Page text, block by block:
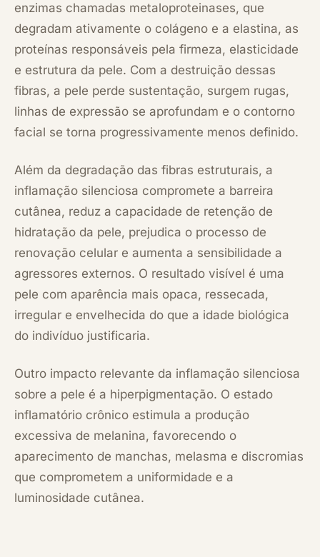
enzimas chamadas metaloproteinases, que
degradam ativamente o colágeno e a elastina, as
proteínas responsáveis pela firmeza, elasticidade
e estrutura da pele. Com a destruição dessas
fibras, a pele perde sustentação, surgem rugas,
linhas de expressão se aprofundam e o contorno
facial se torna progressivamente menos definido.
Além da degradação das fibras estruturais, a
inflamação silenciosa compromete a barreira
cutânea, reduz a capacidade de retenção de
hidratação da pele, prejudica o processo de
renovação celular e aumenta a sensibilidade a
agressores externos. O resultado visível é uma
pele com aparência mais opaca, ressecada,
irregular e envelhecida do que a idade biológica
do indivíduo justificaria.
Outro impacto relevante da inflamação silenciosa
sobre a pele é a hiperpigmentação. O estado
inflamatório crônico estimula a produção
excessiva de melanina, favorecendo o
aparecimento de manchas, melasma e discromias
que comprometem a uniformidade e a
luminosidade cutânea.